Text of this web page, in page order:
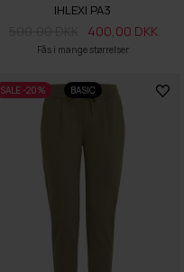
Fås i mange størrelser
IHLEXI PA3
400,00 DKK
SALE -20% BASIC